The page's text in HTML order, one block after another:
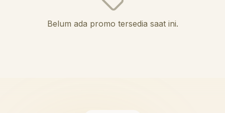
Belum ada promo tersedia saat ini.